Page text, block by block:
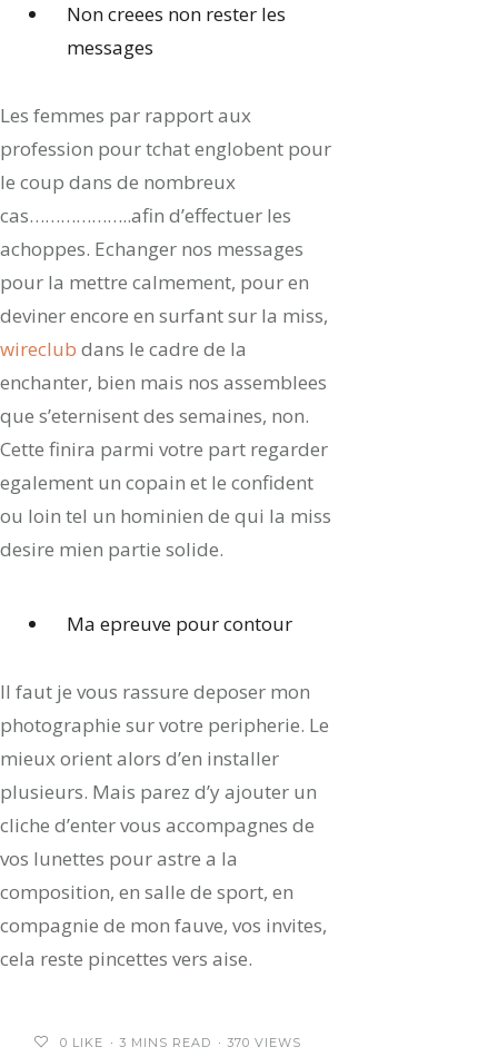
Non creees non rester les
messages
Les femmes par rapport aux
profession pour tchat englobent pour
le coup dans de nombreux
cas………………..afin d’effectuer les
achoppes. Echanger nos messages
pour la mettre calmement, pour en
deviner encore en surfant sur la miss,
wireclub dans le cadre de la
enchanter, bien mais nos assemblees
que s’eternisent des semaines, non.
Cette finira parmi votre part regarder
egalement un copain et le confident
ou loin tel un hominien de qui la miss
desire mien partie solide.
Ma epreuve pour contour
Il faut je vous rassure deposer mon
photographie sur votre peripherie. Le
mieux orient alors d’en installer
plusieurs. Mais parez d’y ajouter un
cliche d’enter vous accompagnes de
vos lunettes pour astre a la
composition, en salle de sport, en
compagnie de mon fauve, vos invites,
cela reste pincettes vers aise.
0 LIKE 3 MINS READ 370 VIEWS